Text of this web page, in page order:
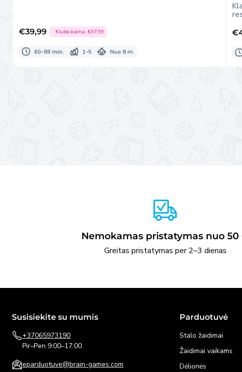
Išpardavimo
kaina
€39,99 Klubo kaina:€37,99
60-89 min. 1-5 Nuo 8 m.
Nemokamas pristatymas nuo 50
Greitas pristatymas per 2–3 dienas
Susisiekite su mumis
+37065973190
Pir–Pen 9:00–17:00
eparduotuve@brain-games.com
Parduotuvė
Stalo žaidimai
Žaidimai vaikams
Dėlionės